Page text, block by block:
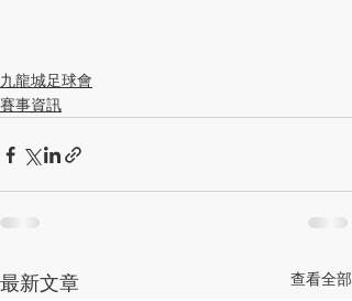
九龍城足球會
賽事資訊
最新文章 查看全部